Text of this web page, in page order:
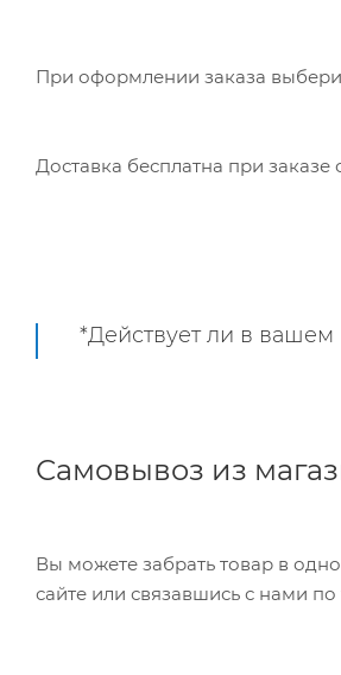
При оформлении заказа
Доставка бесплатна при заказе
*Действует ли в вашем
Самовывоз из
Вы можете забрать товар в одном из наших магазинов самостоятельно, режим работы складов можно уточнить на
сайте или связавшись с нами по